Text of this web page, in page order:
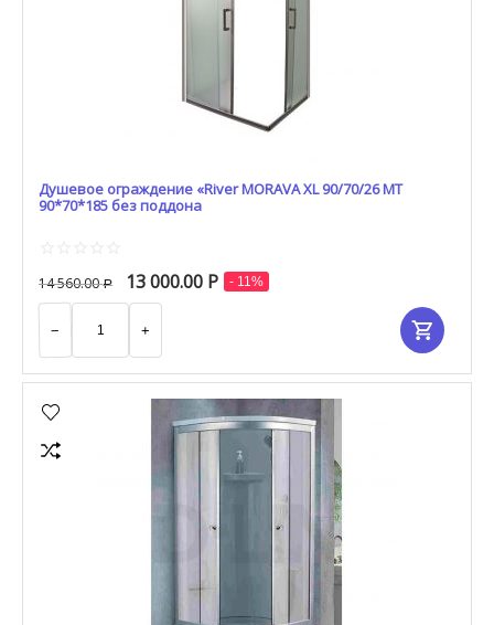
Душевое ограждение «River MORAVA XL 90/70/26 МТ
90*70*185 без поддона
14 560.00 Р 13 000.00 Р - 11%
+
−